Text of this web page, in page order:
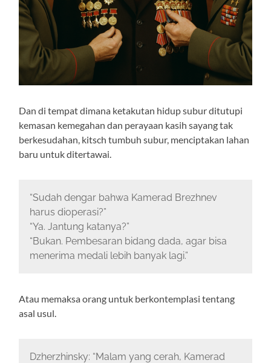
Dan di tempat dimana ketakutan hidup subur ditutupi
kemasan kemegahan dan perayaan kasih sayang tak
berkesudahan, kitsch tumbuh subur, menciptakan lahan
baru untuk ditertawai.
“Sudah dengar bahwa Kamerad Brezhnev
harus dioperasi?”
“Ya. Jantung katanya?”
“Bukan. Pembesaran bidang dada, agar bisa
menerima medali lebih banyak lagi.”
Atau memaksa orang untuk berkontemplasi tentang
asal usul.
Dzherzhinsky: “Malam yang cerah, Kamerad